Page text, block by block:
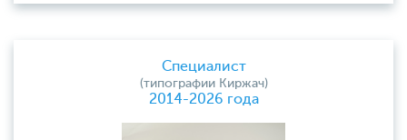
Специалист
(типографии Киржач)
2014-2026 года